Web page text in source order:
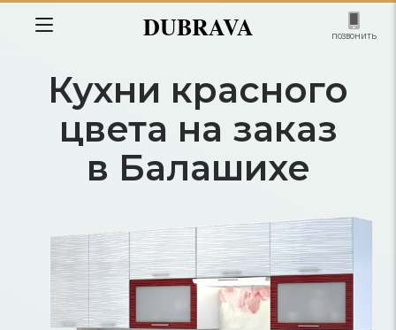
DUBRAVA позвонить
Кухни красного
цвета на заказ
в Балашихе